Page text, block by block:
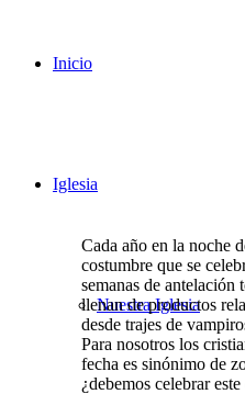
Inicio
Iglesia
Nuestra Iglesia
Cada año en la noche
costumbre que se
semanas de antelación
llenan de productos
desde trajes de
Para nosotros los
fecha es sinónimo de
¿debemos celebrar este